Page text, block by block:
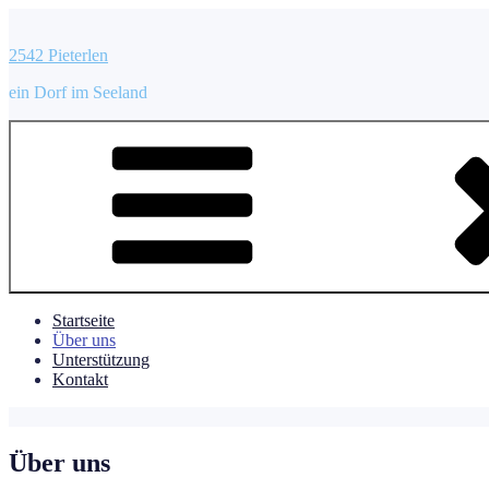
springen
2542 Pieterlen
ein Dorf im Seeland
Startseite
Über uns
Unterstützung
Kontakt
Über uns